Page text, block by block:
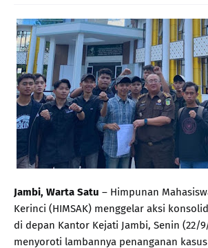
Jambi, Warta Satu – Himpunan
Kerinci (HIMSAK) menggelar aksi
di depan Kantor Kejati Jambi, Senin (22/
menyoroti lambannya penanganan